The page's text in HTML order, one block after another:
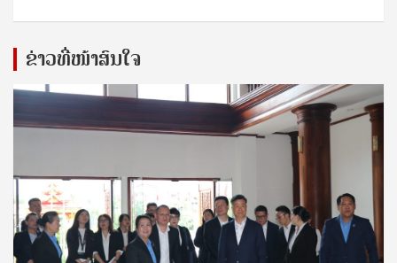
ຂ່າວທີ່ໜ້າສົນໃຈ